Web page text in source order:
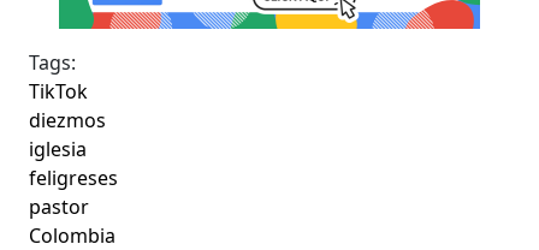
Tags:
TikTok
diezmos
iglesia
feligreses
pastor
Colombia